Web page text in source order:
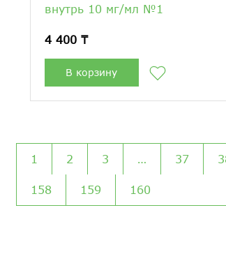
внутрь 10 мг/мл №1
4 400 ₸
В корзину
1 2 3 … 37
158 159 160